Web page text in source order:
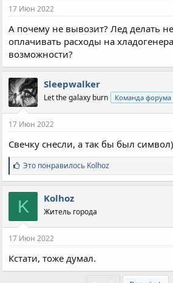
:
17 Июн 2022
А почему не вывозит? Лед делать
оплачивать расходы на
возможности?
Sleepwalker
Let the galaxy burn Команда форума
17 Июн 2022
Свечку снесли, а так бы был символ)
С
и
м
п
а
т
и
:
Это понравилось Kolhoz
K Kolhoz
Житель города
17 Июн 2022
Кстати, тоже думал.